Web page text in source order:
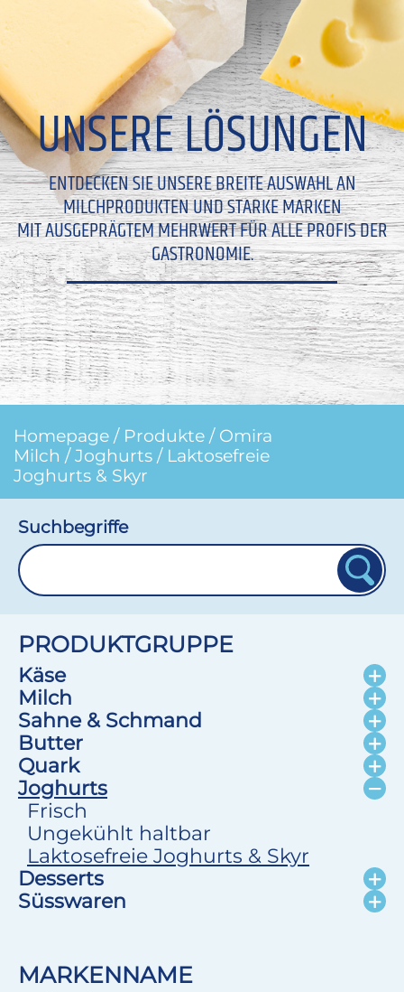
UNSERE LÖSUNGEN
ENTDECKEN SIE UNSERE BREITE AUSWAHL AN
MILCHPRODUKTEN UND STARKE MARKEN
MIT AUSGEPRÄGTEM MEHRWERT FÜR ALLE PROFIS DER
GASTRONOMIE.
Homepage / Produkte / Omira
Milch /Joghurts / Laktosefreie
Joghurts & Skyr
Suchbegriffe
PRODUKTGRUPPE
Käse
Milch
Sahne & Schmand
Butter
Quark
Joghurts
Frisch
Ungekühlt haltbar
Laktosefreie Joghurts & Skyr
Desserts
Süsswaren
MARKENNAME